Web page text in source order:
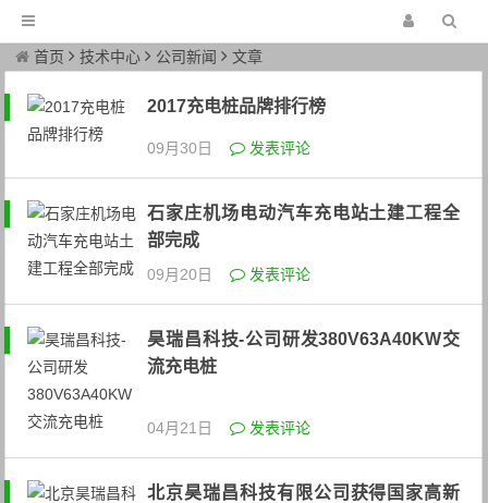
首页 技术中心 公司新闻 文章
2017充电桩品牌排行榜
09月30日 发表评论
石家庄机场电动汽车充电站土建工程全
部完成
09月20日 发表评论
昊瑞昌科技-公司研发380V63A40KW交
流充电桩
04月21日 发表评论
北京昊瑞昌科技有限公司获得国家高新